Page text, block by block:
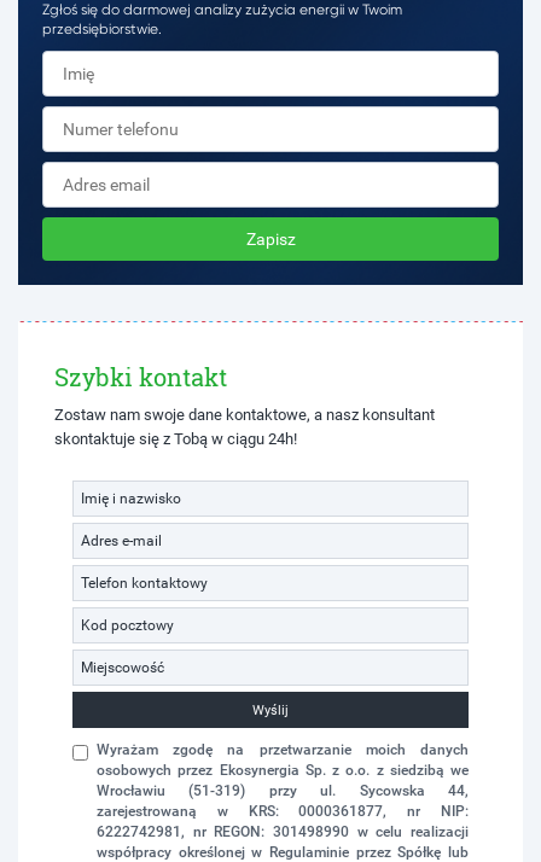
Zgłoś się do darmowej analizy zużycia energii w Twoim
przedsiębiorstwie.
Zapisz
Szybki kontakt
Zostaw nam swoje dane kontaktowe, a nasz konsultant
skontaktuje się z Tobą w ciągu 24h!
Wyślij
Wyrażam zgodę na przetwarzanie moich danych
osobowych przez Ekosynergia Sp. z o.o. z siedzibą we
Wrocławiu (51-319) przy ul. Sycowska 44,
zarejestrowaną w KRS: 0000361877, nr NIP:
6222742981, nr REGON: 301498990 w celu realizacji
współpracy określonej w Regulaminie przez Spółkę lub